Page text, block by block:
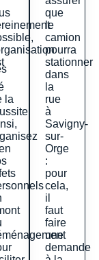
la
que
le
camion
pourra
stationner
dans
la
rue
à
Savigny-
sur-
Orge
:
pour
cela,
il
faut
faire
une
demande